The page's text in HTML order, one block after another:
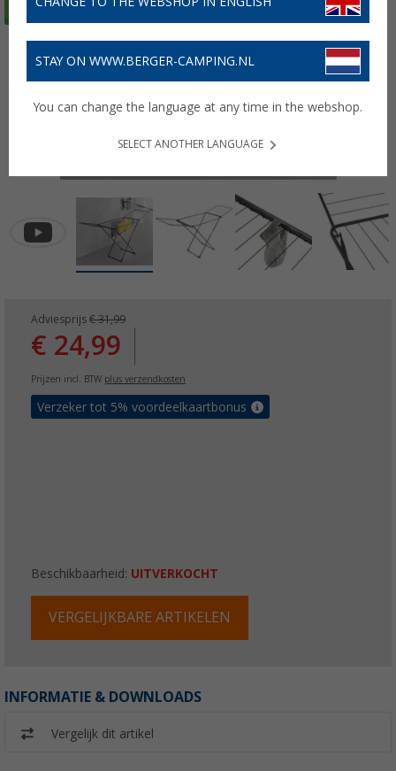
Adviesprijs € 31,99
€ 24,99
Prijzen incl. BTW plus verzendkosten
Verzeker tot 5% voordeelkaartbonus
Beschikbaarheid: UITVERKOCHT
VERGELIJKBARE ARTIKELEN
INFORMATIE & DOWNLOADS
Vergelijk dit artikel
STAY ON WWW.BERGER-CAMPING.NL
You can change the language at any time in the webshop.
SELECT ANOTHER LANGUAGE